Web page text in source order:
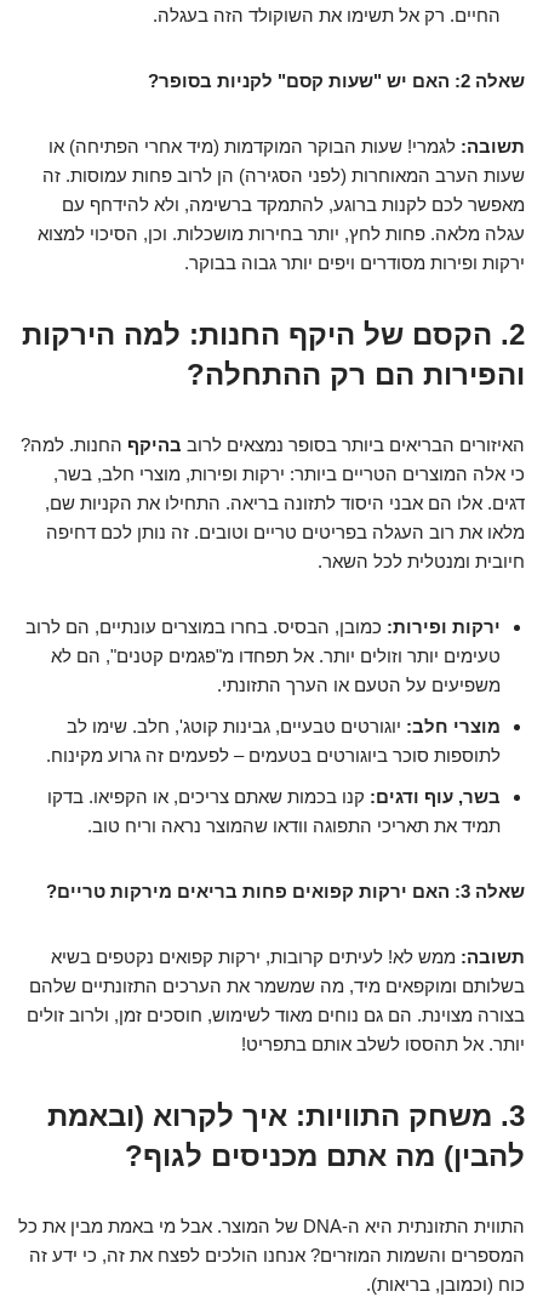
החיים. רק אל תשימו את השוקולד הזה בעגלה.
שאלה 2: האם יש "שעות קסם" לקניות בסופר?
תשובה: לגמרי! שעות הבוקר המוקדמות (מיד אחרי הפתיחה) או
שעות הערב המאוחרות (לפני הסגירה) הן לרוב פחות עמוסות. זה
מאפשר לכם לקנות ברוגע, להתמקד ברשימה, ולא להידחף עם
עגלה מלאה. פחות לחץ, יותר בחירות מושכלות. וכן, הסיכוי למצוא
ירקות ופירות מסודרים ויפים יותר גבוה בבוקר.
2. הקסם של היקף החנות: למה הירקות
והפירות הם רק ההתחלה?
האיזורים הבריאים ביותר בסופר נמצאים לרוב בהיקף החנות. למה?
כי אלה המוצרים הטריים ביותר: ירקות ופירות, מוצרי חלב, בשר,
דגים. אלו הם אבני היסוד לתזונה בריאה. התחילו את הקניות שם,
מלאו את רוב העגלה בפריטים טריים וטובים. זה נותן לכם דחיפה
חיובית ומנטלית לכל השאר.
ירקות ופירות: כמובן, הבסיס. בחרו במוצרים עונתיים, הם לרוב
טעימים יותר וזולים יותר. אל תפחדו מ"פגמים קטנים", הם לא
משפיעים על הטעם או הערך התזונתי.
מוצרי חלב: יוגורטים טבעיים, גבינות קוטג', חלב. שימו לב
לתוספות סוכר ביוגורטים בטעמים – לפעמים זה גרוע מקינוח.
בשר, עוף ודגים: קנו בכמות שאתם צריכים, או הקפיאו. בדקו
תמיד את תאריכי התפוגה וודאו שהמוצר נראה וריח טוב.
שאלה 3: האם ירקות קפואים פחות בריאים מירקות טריים?
תשובה: ממש לא! לעיתים קרובות, ירקות קפואים נקטפים בשיא
בשלותם ומוקפאים מיד, מה שמשמר את הערכים התזונתיים שלהם
בצורה מצוינת. הם גם נוחים מאוד לשימוש, חוסכים זמן, ולרוב זולים
יותר. אל תהססו לשלב אותם בתפריט!
3. משחק התוויות: איך לקרוא (ובאמת
להבין) מה אתם מכניסים לגוף?
התווית התזונתית היא ה-DNA של המוצר. אבל מי באמת מבין את כל
המספרים והשמות המוזרים? אנחנו הולכים לפצח את זה, כי ידע זה
כוח (וכמובן, בריאות).